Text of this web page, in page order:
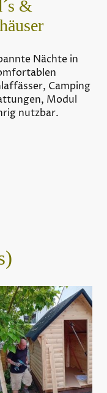
&
Nächte in
Camping
Modul
nutzbar.